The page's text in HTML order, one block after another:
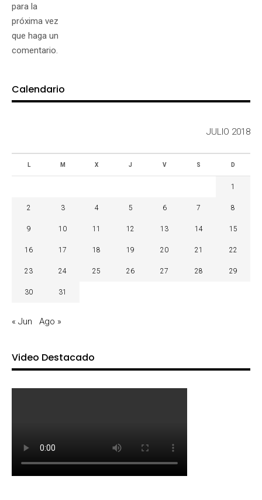
para la
próxima vez
que haga un
comentario.
Calendario
JULIO 2018
L M X J V S D
1
2 3 4 5 6 7 8
9 10 11 12 13 14 15
16 17 18 19 20 21 22
23 24 25 26 27 28 29
30 31
« Jun Ago »
Video Destacado